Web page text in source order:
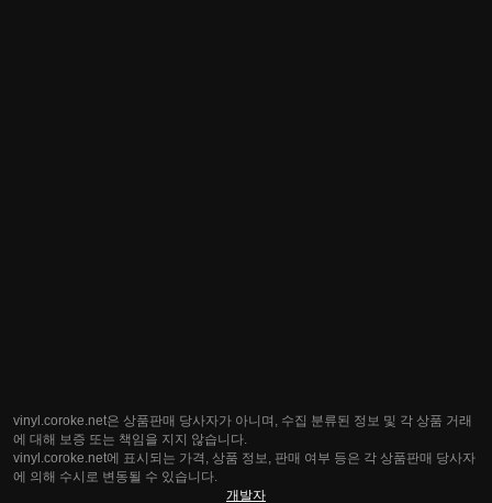
vinyl.coroke.net은 상품판매 당사자가 아니며, 수집 분류된 정보 및 각 상품 거래
에 대해 보증 또는 책임을 지지 않습니다.
vinyl.coroke.net에 표시되는 가격, 상품 정보, 판매 여부 등은 각 상품판매 당사자
에 의해 수시로 변동될 수 있습니다.
개발자